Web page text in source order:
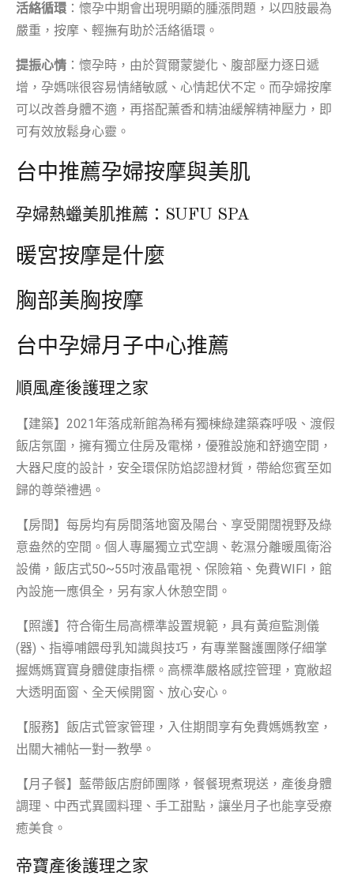
活絡循環 ：懷孕中期會出現明顯的腫漲問題，以四肢最為
嚴重，按摩、輕撫有助於活絡循環。
提振心情 ：懷孕時，由於賀爾蒙變化、腹部壓力逐日遞
增，孕媽咪很容易情緒敏感、心情起伏不定。而孕婦按摩
可以改善身體不適，再搭配薰香和精油緩解精神壓力，即
可有效放鬆身心靈。
台中推薦孕婦按摩與美肌
孕婦熱蠟美肌推薦：SUFU SPA
暖宮按摩是什麼
胸部美胸按摩
台中孕婦月子中心推薦
順風產後護理之家
【建築】2021年落成新館為稀有獨棟綠建築森呼吸、渡假
飯店氛圍，擁有獨立住房及電梯，優雅設施和舒適空間，
大器尺度的設計，安全環保防焰認證材質，帶給您賓至如
歸的尊榮禮遇。
【房間】每房均有房間落地窗及陽台、享受開闊視野及綠
意盎然的空間。個人專屬獨立式空調、乾濕分離暖風衛浴
設備，飯店式50~55吋液晶電視、保險箱、免費WIFI，館
內設施一應俱全，另有家人休憩空間。
【照護】符合衛生局高標準設置規範，具有黃疸監測儀
(器)、指導哺餵母乳知識與技巧，有專業醫護團隊仔細掌
握媽媽寶寶身體健康指標。高標準嚴格感控管理，寛敝超
大透明面窗、全天候開窗、放心安心。
【服務】飯店式管家管理，入住期間享有免費媽媽教室，
出關大補帖一對一教學。
【月子餐】藍帶飯店廚師團隊，餐餐現煮現送，產後身體
調理、中西式異國料理、手工甜點，讓坐月子也能享受療
癒美食。
帝寶產後護理之家